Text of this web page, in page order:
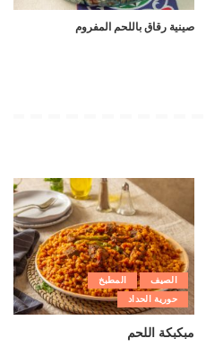
صينية رقاق باللحم المفروم
الصيف
المطبخ
حورية الحداد
مبكبكة اللحم